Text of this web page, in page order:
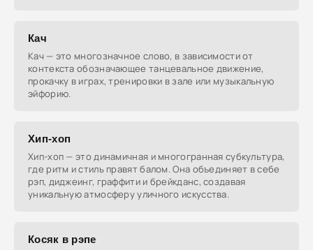
Кач
Кач — это многозначное слово, в зависимости от
контекста обозначающее танцевальное движение,
прокачку в играх, тренировки в зале или музыкальную
эйфорию.
Хип-хоп
Хип-хоп — это динамичная и многогранная субкультура,
где ритм и стиль правят балом. Она объединяет в себе
рэп, диджеинг, граффити и брейкданс, создавая
уникальную атмосферу уличного искусства.
Косяк в рэпе